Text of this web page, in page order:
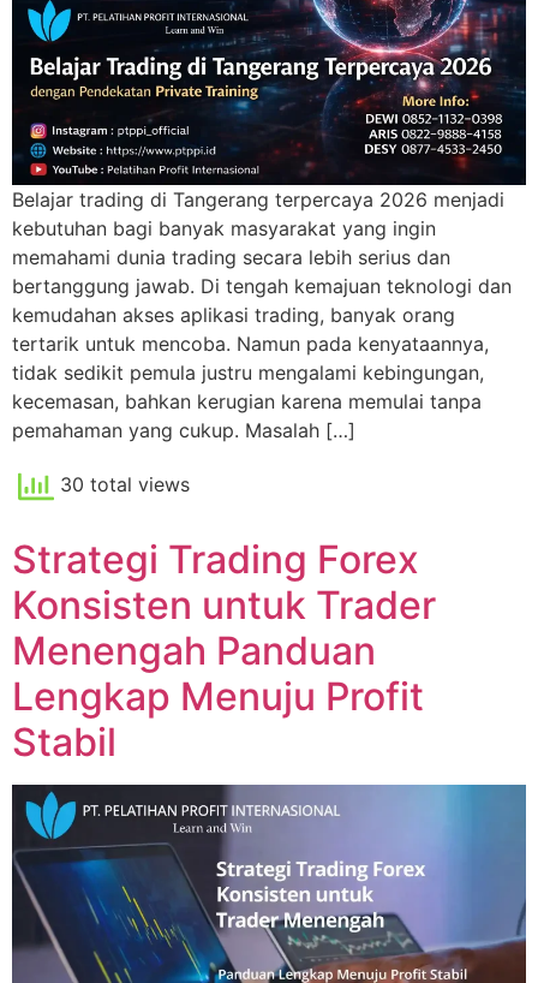
Belajar trading di Tangerang terpercaya 2026 menjadi
kebutuhan bagi banyak masyarakat yang ingin
memahami dunia trading secara lebih serius dan
bertanggung jawab. Di tengah kemajuan teknologi dan
kemudahan akses aplikasi trading, banyak orang
tertarik untuk mencoba. Namun pada kenyataannya,
tidak sedikit pemula justru mengalami kebingungan,
kecemasan, bahkan kerugian karena memulai tanpa
pemahaman yang cukup. Masalah […]
30 total views
Strategi Trading Forex
Konsisten untuk Trader
Menengah Panduan
Lengkap Menuju Profit
Stabil